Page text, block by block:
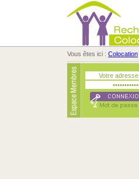
Vous êtes ici : Colocation